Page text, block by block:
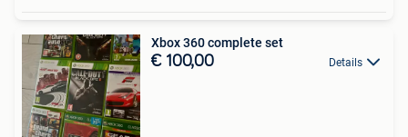
Xbox 360 complete set
€ 100,00 Details